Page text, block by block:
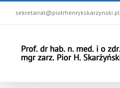
sekretariat@piotrhenrykskarzynski.pl